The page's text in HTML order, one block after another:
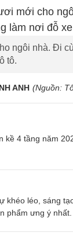
ngôi nhà. Đi
tô.
ANH (Nguồn:
kề 4 tầng năm
khéo léo, sáng
phẩm ưng ý nhất.